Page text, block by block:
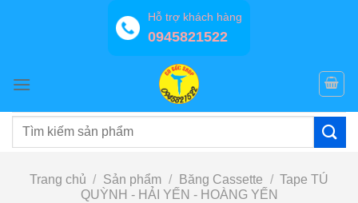
Hỗ trợ khách hàng
0945821522
Tìm
Trang chủ / Sản phẩm / Băng Cassette / Tape TÚ
QUỲNH - HẢI YẾN - HOÀNG YẾN